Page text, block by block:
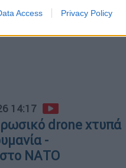
Access Privacy Policy
μετά την πτώση
14:17
drone χτυπά
-
στο ΝΑΤΟ